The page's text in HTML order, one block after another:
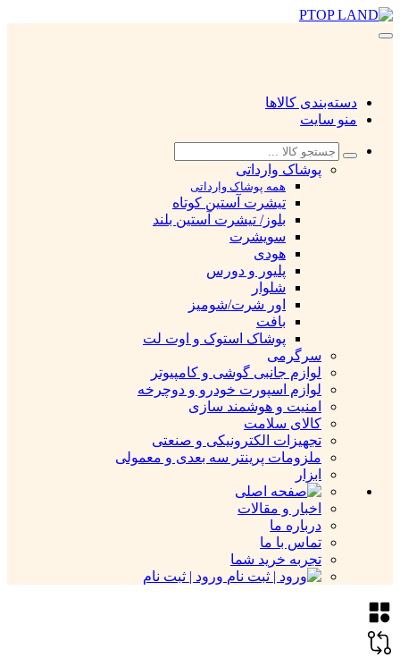
دسته‌بندی کالاها
منو سایت
پوشاک وارداتی
همه پوشاک وارداتی
تیشرت آستین کوتاه
بلوز/ تیشرت آستین بلند
سویشرت
هودی
پلیور و دورس
شلوار
اور شرت/شومیز
بافت
پوشاک استوک و اوت لت
سرگرمی
لوازم جانبی گوشی و کامپیوتر
لوازم اسپورت خودرو و دوچرخه
امنیت و هوشمند سازی
کالای سلامت
تجهیزات الکترونیکی و صنعتی
ملزومات پرینتر سه بعدی و معمولی
ابزار
اخبار و مقالات
درباره ما
تماس با ما
تجربه خرید شما
ورود | ثبت نام